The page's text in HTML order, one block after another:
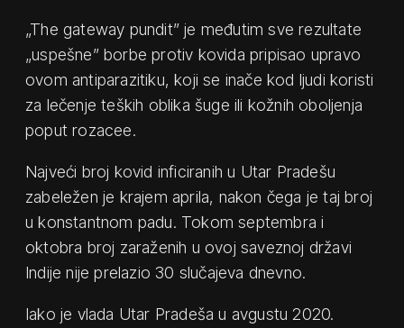
„The gateway pundit” je međutim sve rezultate
„uspešne” borbe protiv kovida pripisao upravo
ovom antiparazitiku, koji se inače kod ljudi koristi
za lečenje teških oblika šuge ili kožnih oboljenja
poput rozacee.
Najveći broj kovid inficiranih u Utar Pradešu
zabeležen je krajem aprila, nakon čega je taj broj
u konstantnom padu. Tokom septembra i
oktobra broj zaraženih u ovoj saveznoj državi
Indije nije prelazio 30 slučajeva dnevno.
Iako je vlada Utar Pradeša u avgustu 2020.